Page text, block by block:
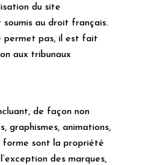
du site
au droit français.
permet pas, il est fait
aux tribunaux
de façon non
graphismes, animations,
forme sont la propriété
des marques,